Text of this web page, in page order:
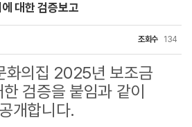
대한 검증보고
조회수 134
화의집 2025년 보조금
검증을 붙임과 같이
공개합니다.